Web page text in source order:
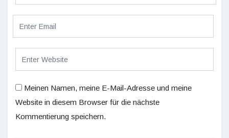
Meinen Namen, meine E-Mail-Adresse und meine
Website in diesem Browser für die nächste
Kommentierung speichern.